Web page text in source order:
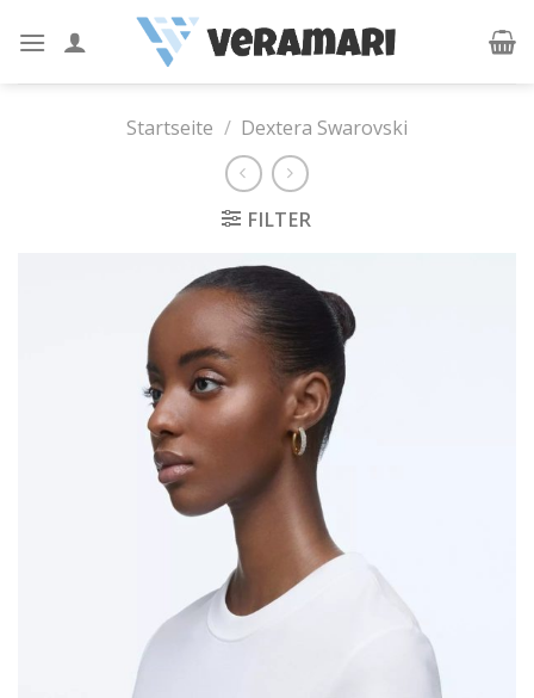
Startseite / Dextera Swarovski
FILTER